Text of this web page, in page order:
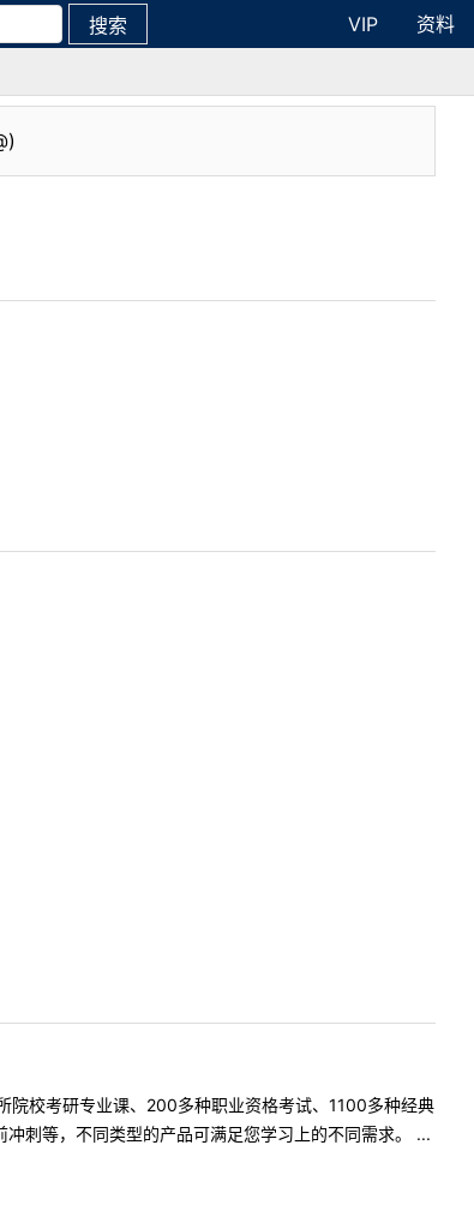
搜索 VIP
资料
校考研专业课、200多种职业资格考试、1100多种经典
刺等，不同类型的产品可满足您学习上的不同需求。 ...